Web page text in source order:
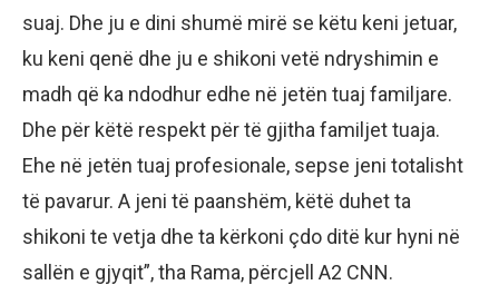
suaj. Dhe ju e dini shumë mirë se këtu keni jetuar,
ku keni qenë dhe ju e shikoni vetë ndryshimin e
madh që ka ndodhur edhe në jetën tuaj familjare.
Dhe për këtë respekt për të gjitha familjet tuaja.
Ehe në jetën tuaj profesionale, sepse jeni totalisht
të pavarur. A jeni të paanshëm, këtë duhet ta
shikoni te vetja dhe ta kërkoni çdo ditë kur hyni në
sallën e gjyqit”, tha Rama, përcjell A2 CNN.